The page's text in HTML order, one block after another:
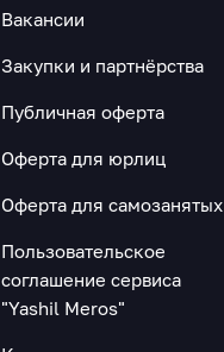
Вакансии
Закупки и партнёрства
Публичная оферта
Оферта для юрлиц
Оферта для самозанятых
Пользовательское
соглашение сервиса
"Yashil Meros"